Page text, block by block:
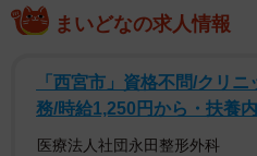
自宅のリビングで、ふたり一
お兄ちゃんは、おもちゃを手
です。手前にいる弟くんは、
つお兄ちゃんに近づきます…！
まいどなの求人情報
「西宮市」資格不問/クリ
務/時給1,250円から・扶養
医療法人社団永田整形外科